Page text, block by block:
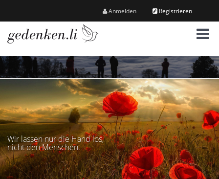
Anmelden Registrieren
M
e
n
ü
Wir lassen nur die Hand los,
nicht den Menschen.